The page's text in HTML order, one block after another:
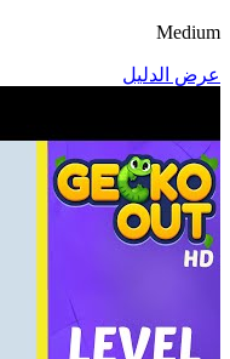
Medium
عرض الدليل